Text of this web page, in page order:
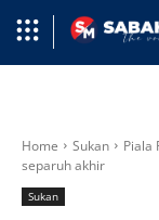
Home Sukan
Piala
separuh akhir
Sukan